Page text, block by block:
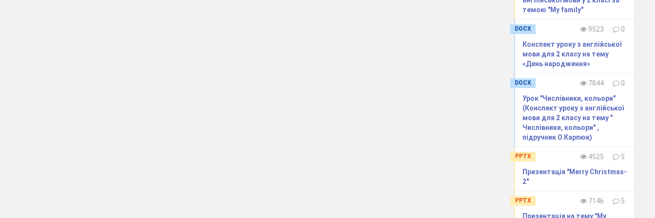
темою "My family"
DOCX 9523
0
Конспект уроку з англійської
мови для 2 класу на тему
«День народження»
DOCX 7844
0
Урок "Числівники, кольори"
(Конспект уроку з англійської
мови для 2 класу на тему "
Числівники, кольори" ,
підручник О.Карпюк)
PPTX 4525
5
Презентація "Merry Christmas-
2"
PPTX 7146
5
Презентація на тему "My